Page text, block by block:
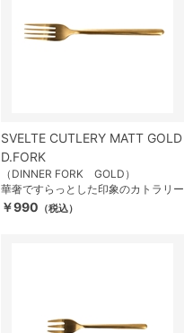
SVELTE CUTLERY MATT GOLD
D.FORK
（DINNER FORK GOLD）
華奢ですらっとした印象のカトラリー
￥990 （税込）